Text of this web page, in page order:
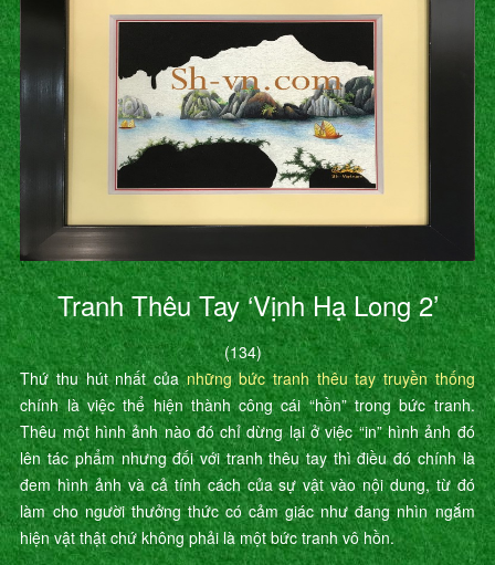
Tranh Thêu Tay ‘Vịnh Hạ Long 2’
(134)
Thứ thu hút nhất củanhững bức tranh thêu tay truyền thống
chính là việc thể hiện thành công cái “hồn” trong bức tranh.
Thêu một hình ảnh nào đó chỉ dừng lại ở việc “in” hình ảnh đó
lên tác phẩm nhưng đối với tranh thêu tay thì điều đó chính là
đem hình ảnh và cả tính cách của sự vật vào nội dung, từ đó
làm cho người thưởng thức có cảm giác như đang nhìn ngắm
hiện vật thật chứ không phải là một bức tranh vô hồn.